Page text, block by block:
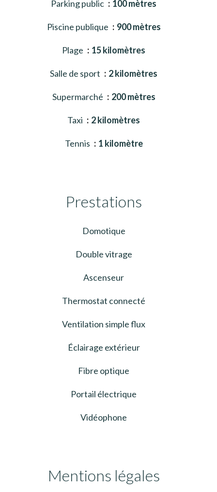
Parking public 100 mètres
Piscine publique 900 mètres
Plage 15 kilomètres
Salle de sport 2 kilomètres
Supermarché 200 mètres
Taxi 2 kilomètres
Tennis 1 kilomètre
Prestations
Domotique
Double vitrage
Ascenseur
Thermostat connecté
Ventilation simple flux
Éclairage extérieur
Fibre optique
Portail électrique
Vidéophone
Mentions légales